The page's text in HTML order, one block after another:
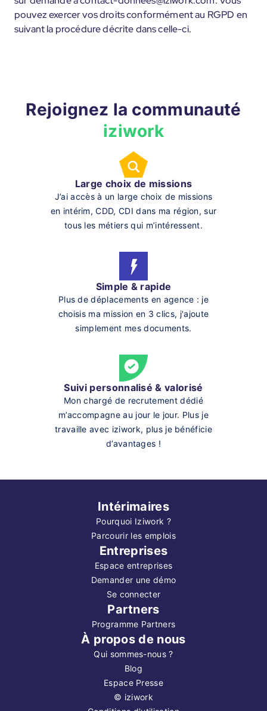
pouvez exercer vos droits conformément au RGPD en
suivant la procédure décrite dans celle-ci.
Rejoignez la communauté
iziwork
Large choix de missions
J’ai accès à un large choix de missions
en intérim, CDD, CDI dans ma région, sur
tous les métiers qui m’intéressent.
Simple & rapide
Plus de déplacements en agence : je
choisis ma mission en 3 clics, j'ajoute
simplement mes documents.
Suivi personnalisé & valorisé
Mon chargé de recrutement dédié
m’accompagne au jour le jour. Plus je
travaille avec iziwork, plus je bénéficie
d’avantages !
Intérimaires
Pourquoi Iziwork ?
Parcourir les emplois
Entreprises
Espace entreprises
Demander une démo
Se connecter
Partners
Programme Partners
À propos de nous
Qui sommes-nous ?
Blog
Espace Presse
© iziwork